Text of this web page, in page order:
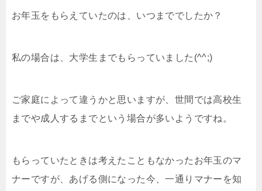
お年玉をもらえていたのは、いつまででしたか？
私の場合は、大学生までもらっていました(^^;)
ご家庭によって違うかと思いますが、世間では高校生
までや成人するまでという場合が多いようですね。
もらっていたときは考えたこともなかったお年玉のマ
ナーですが、あげる側になった今、一通りマナーを知